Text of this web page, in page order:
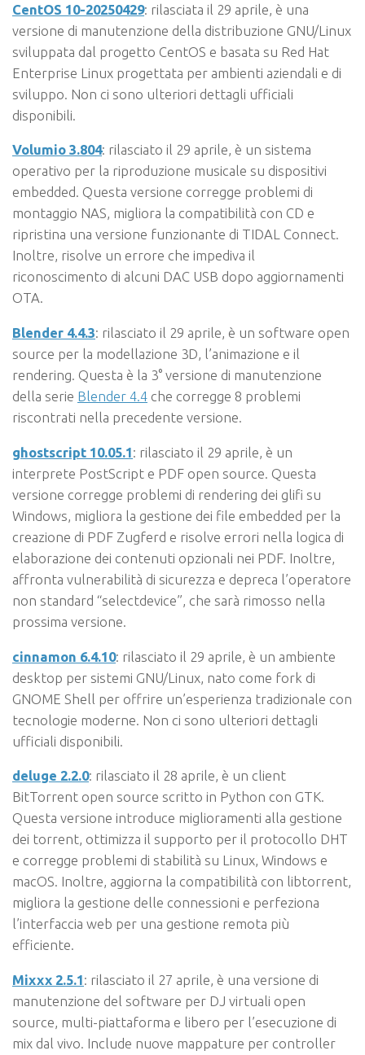
CentOS 10-20250429: rilasciata il 29 aprile, è una
versione di manutenzione della distribuzione GNU/Linux
sviluppata dal progetto CentOS e basata su Red Hat
Enterprise Linux progettata per ambienti aziendali e di
sviluppo. Non ci sono ulteriori dettagli ufficiali
disponibili.
Volumio 3.804: rilasciato il 29 aprile, è un sistema
operativo per la riproduzione musicale su dispositivi
embedded. Questa versione corregge problemi di
montaggio NAS, migliora la compatibilità con CD e
ripristina una versione funzionante di TIDAL Connect.
Inoltre, risolve un errore che impediva il
riconoscimento di alcuni DAC USB dopo aggiornamenti
OTA.
Blender 4.4.3: rilasciato il 29 aprile, è un software open
source per la modellazione 3D, l’animazione e il
rendering. Questa è la 3° versione di manutenzione
della serie Blender 4.4 che corregge 8 problemi
riscontrati nella precedente versione.
ghostscript 10.05.1: rilasciato il 29 aprile, è un
interprete PostScript e PDF open source. Questa
versione corregge problemi di rendering dei glifi su
Windows, migliora la gestione dei file embedded per la
creazione di PDF Zugferd e risolve errori nella logica di
elaborazione dei contenuti opzionali nei PDF. Inoltre,
affronta vulnerabilità di sicurezza e depreca l’operatore
non standard “selectdevice”, che sarà rimosso nella
prossima versione.
cinnamon 6.4.10: rilasciato il 29 aprile, è un ambiente
desktop per sistemi GNU/Linux, nato come fork di
GNOME Shell per offrire un’esperienza tradizionale con
tecnologie moderne. Non ci sono ulteriori dettagli
ufficiali disponibili.
deluge 2.2.0: rilasciato il 28 aprile, è un client
BitTorrent open source scritto in Python con GTK.
Questa versione introduce miglioramenti alla gestione
dei torrent, ottimizza il supporto per il protocollo DHT
e corregge problemi di stabilità su Linux, Windows e
macOS. Inoltre, aggiorna la compatibilità con libtorrent,
migliora la gestione delle connessioni e perfeziona
l’interfaccia web per una gestione remota più
efficiente.
Mixxx 2.5.1: rilasciato il 27 aprile, è una versione di
manutenzione del software per DJ virtuali open
source, multi-piattaforma e libero per l’esecuzione di
mix dal vivo. Include nuove mappature per controller